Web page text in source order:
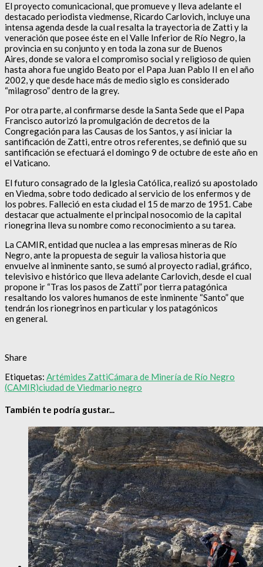
El proyecto comunicacional, que promueve y lleva adelante el
destacado periodista viedmense, Ricardo Carlovich, incluye una
intensa agenda desde la cual resalta la trayectoria de Zatti y la
veneración que posee éste en el Valle Inferior de Río Negro, la
provincia en su conjunto y en toda la zona sur de Buenos
Aires, donde se valora el compromiso social y religioso de quien
hasta ahora fue ungido Beato por el Papa Juan Pablo II en el año
2002, y que desde hace más de medio siglo es considerado
“milagroso” dentro de la grey.
Por otra parte, al confirmarse desde la Santa Sede que el Papa
Francisco autorizó la promulgación de decretos de la
Congregación para las Causas de los Santos, y así iniciar la
santificación de Zatti, entre otros referentes, se definió que su
santificación se efectuará el domingo 9 de octubre de este año en
el Vaticano.
El futuro consagrado de la Iglesia Católica, realizó su apostolado
en Viedma, sobre todo dedicado al servicio de los enfermos y de
los pobres. Falleció en esta ciudad el 15 de marzo de 1951. Cabe
destacar que actualmente el principal nosocomio de la capital
rionegrina lleva su nombre como reconocimiento a su tarea.
La CAMIR, entidad que nuclea a las empresas mineras de Río
Negro, ante la propuesta de seguir la valiosa historia que
envuelve al inminente santo, se sumó al proyecto radial, gráfico,
televisivo e histórico que lleva adelante Carlovich, desde el cual
propone ir “Tras los pasos de Zatti” por tierra patagónica
resaltando los valores humanos de este inminente “Santo” que
tendrán los rionegrinos en particular y los patagónicos
en general.
Share
Etiquetas: Artémides ZattiCámara de Minería de Río Negro
(CAMIR)ciudad de Viedmario negro
También te podría gustar...